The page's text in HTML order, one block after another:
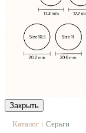
Закрыть
Каталог | Серьги